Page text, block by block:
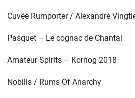
Cuvée Rumporter / Alexandre
Pasquet – Le cognac de Chantal
Amateur Spirits – Kornog 2018
Nobilis / Rums Of Anarchy